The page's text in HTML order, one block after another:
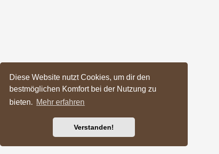
Diese Website nutzt Cookies, um dir den
bestmöglichen Komfort bei der Nutzung zu
bieten. Mehr erfahren
Verstanden!